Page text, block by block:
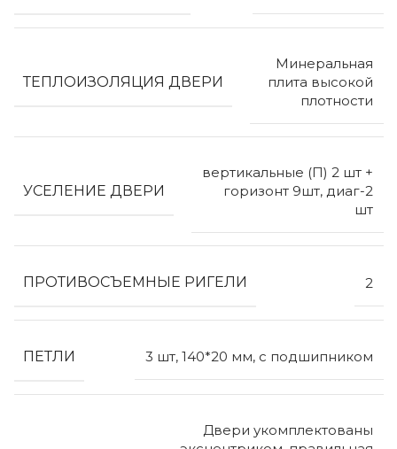
ТЕПЛОИЗОЛЯЦИЯ ДВЕРИ
Минеральная
плита высокой
плотности
УСЕЛЕНИЕ ДВЕРИ
вертикальные (П) 2 шт +
горизонт 9шт, диаг-2
шт
ПРОТИВОСЪЕМНЫЕ РИГЕЛИ 2
ПЕТЛИ 3 шт, 140*20 мм, с подшипником
Двери укомплектованы